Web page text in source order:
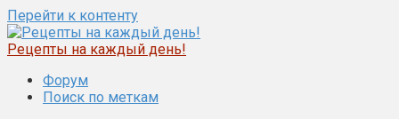
Перейти к контенту
Рецепты на каждый день!
Форум
Поиск по меткам